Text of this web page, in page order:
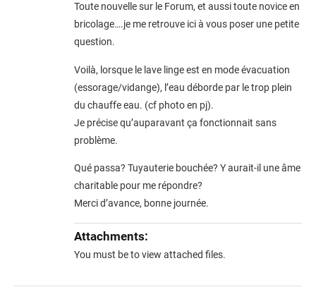
Toute nouvelle sur le Forum, et aussi toute novice en
bricolage….je me retrouve ici à vous poser une petite
question.
Voilà, lorsque le lave linge est en mode évacuation
(essorage/vidange), l’eau déborde par le trop plein
du chauffe eau. (cf photo en pj).
Je précise qu’auparavant ça fonctionnait sans
problème.
Qué passa? Tuyauterie bouchée? Y aurait-il une âme
charitable pour me répondre?
Merci d’avance, bonne journée.
Attachments:
You must beto view attached files.